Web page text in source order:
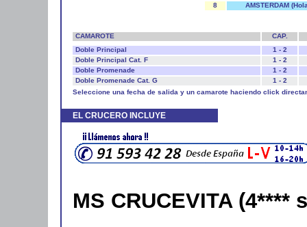
8
AMSTERDAM
CAMAROTE
CAP.
Doble Principal
1 - 2
Doble Principal Cat. F
1 - 2
Doble Promenade
1 - 2
Doble Promenade Cat. G
1 - 2
Seleccione una fecha de salida y un camarote haciendo click
EL CRUCERO INCLUYE
MS CRUCEVITA (4****